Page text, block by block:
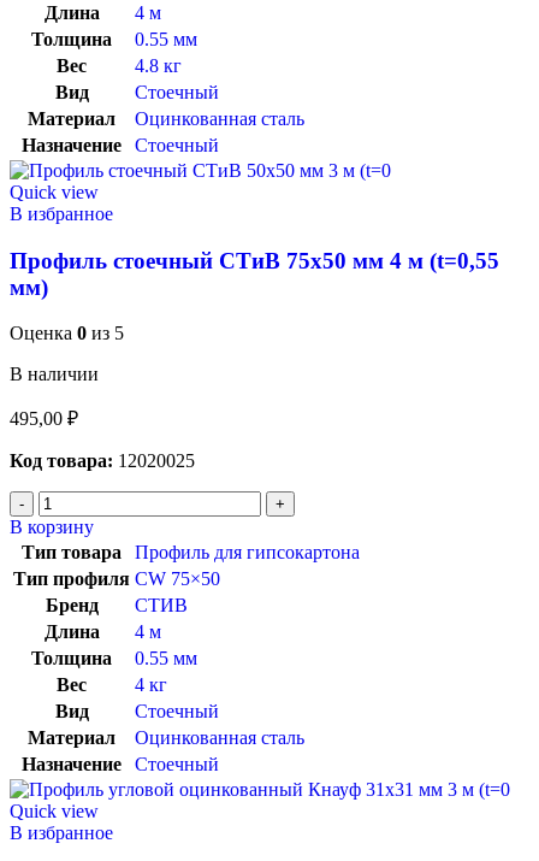
Длина
4 м
Толщина
0.55 мм
Вес
4.8 кг
Вид
Стоечный
Материал
Оцинкованная сталь
Назначение
Стоечный
Quick view
В избранное
Профиль стоечный СТиВ 75х50 мм 4 м (t=0,55
мм)
Оценка 0 из 5
В наличии
495,00 ₽
Код товара: 12020025
В корзину
Тип товара
Профиль для гипсокартона
Тип профиля CW 75×50
Бренд
СТИВ
Длина
4 м
Толщина
0.55 мм
Вес
4 кг
Вид
Стоечный
Материал
Оцинкованная сталь
Назначение
Стоечный
Quick view
В избранное